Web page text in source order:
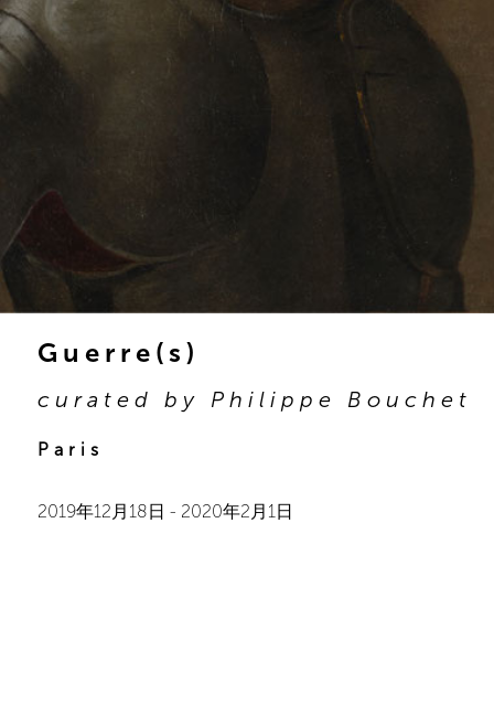
Guerre(s)
curated by Philippe Bouchet
Paris
2019年12月18日 - 2020年2月1日